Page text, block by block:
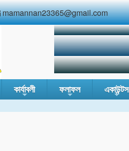
mamannan23365@gmail.com
কার্যাবলী ফলাফল একাউন্টস